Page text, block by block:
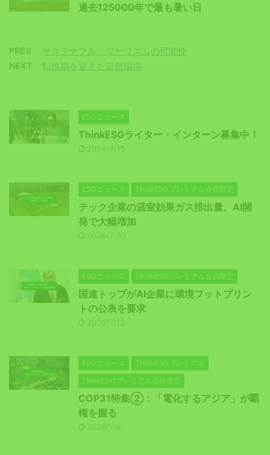
過去125000年で最も暑い日
PREV サステナブル・ツーリズムの可能性
NEXT 転換期を迎えた自然環境
ESGニュース
ThinkESGライター・インターン募集中！
2024/4/15
ESGニュース ThinkESGプレミアム会員限定
テック企業の温室効果ガス排出量、AI開
発で大幅増加
2026/7/30
ESGニュース ThinkESGプレミアム会員限定
国連トップがAI企業に環境フットプリン
トの公表を要求
2026/7/13
ESGニュース
ThinkESGプレミアム
ThinkESGプレミアム会員限定
COP31特集②：「電化するアジア」が覇
権を握る
2026/7/8